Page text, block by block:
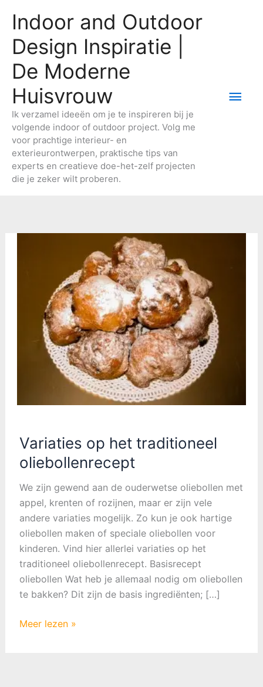
inhoud
Indoor and Outdoor
Design Inspiratie |
De Moderne
Huisvrouw
Ik verzamel ideeën om je te inspireren bij je
volgende indoor of outdoor project. Volg me
voor prachtige interieur- en
exterieurontwerpen, praktische tips van
experts en creatieve doe-het-zelf projecten
die je zeker wilt proberen.
Variaties op het traditioneel
oliebollenrecept
We zijn gewend aan de ouderwetse oliebollen met
appel, krenten of rozijnen, maar er zijn vele
andere variaties mogelijk. Zo kun je ook hartige
oliebollen maken of speciale oliebollen voor
kinderen. Vind hier allerlei variaties op het
traditioneel oliebollenrecept. Basisrecept
oliebollen Wat heb je allemaal nodig om oliebollen
te bakken? Dit zijn de basis ingrediënten; […]
Variaties
Meer lezen »